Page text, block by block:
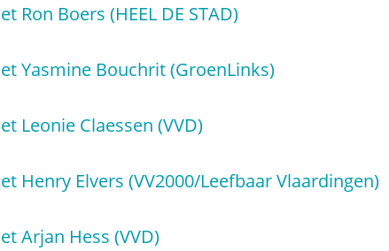
Ron Boers (HEEL DE STAD)
Yasmine Bouchrit (GroenLinks)
Leonie Claessen (VVD)
Henry Elvers (VV2000/Leefbaar Vlaardingen)
Arjan Hess (VVD)